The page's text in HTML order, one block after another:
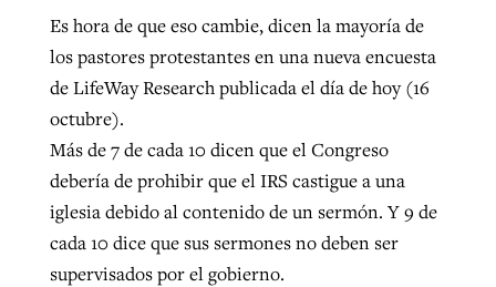
Es hora de que eso cambie, dicen la mayoría de
los pastores protestantes en una nueva encuesta
de LifeWay Research publicada el día de hoy (16
octubre).
Más de 7 de cada 10 dicen que el Congreso
debería de prohibir que el IRS castigue a una
iglesia debido al contenido de un sermón. Y 9 de
cada 10 dice que sus sermones no deben ser
supervisados por el gobierno.
evangelistic net with online services
ByTobin Perry, postedApril 11, 2023
Texas churches share Christ, more
than 500 decisions
By Jessica King , postedJuly 24, 2026
READ MORE